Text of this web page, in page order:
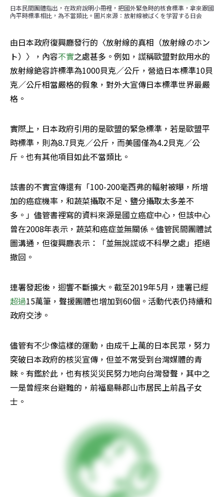
日本民間團體指出，在政府說明小冊裡，把國外緊急時的核食標準，拿來跟國
內平時標準相比，為不當類比。圖片來源：放射線被ばくを学習する日会
由日本政府復興廳發行的〈放射線的真相（放射線のホン
ト）〉，內容不實之處甚多。例如，謊稱歐盟對飲用水的
放射線銫容許標準為1000貝克／公斤，營造日本標準10貝
克／公斤相當嚴格的假象，對外大宣傳日本標準世界最嚴
格。
實際上，日本政府引用的是歐盟的緊急標準，若是歐盟平
時標準，則為8.7貝克／公斤，而美國僅為4.2貝克／公
斤。也有其他項目如此不當類比。
該書的不實宣傳還有「100-200毫西弗的輻射被曝，所增
加的癌症機率，和蔬菜攝取不足、鹽分攝取太多差不
多。」儘管書裡寫的資料來源是國立癌症中心，但該中心
曾在2008年表示，蔬菜和癌症並無關係。儘管民間團體試
圖溝通，但復興廳表示：「並無說謊或不科學之處」拒絕
撤回。
連署發起後，迴響不斷擴大。截至2019年5月，連署已經
超過15萬筆，聲援團體也增加到60個。活動代表仍持續和
政府交涉。
儘管有不少像這樣的運動，由成千上萬的日本民眾，努力
突破日本政府的核災宣傳，但並不常受到台灣媒體的青
睞。有鑑於此，也有核災災民努力地向台灣發聲，其中之
一是曾經來台避難的，前福島縣郡山市居民上前昌子女
士。